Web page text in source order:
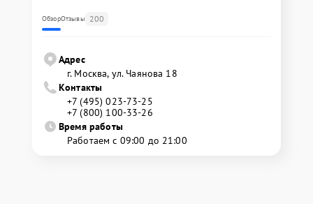
ОбзорОтзывы 200
Адрес
г. Москва, ул. Чаянова 18
Контакты
+7 (495) 023-73-25
+7 (800) 100-33-26
Время работы
Работаем с 09:00 до 21:00